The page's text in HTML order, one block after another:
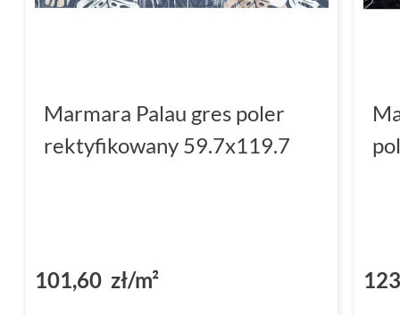
Marmara Palau gres poler
rektyfikowany 59.7x119.7
101,60 zł/m²